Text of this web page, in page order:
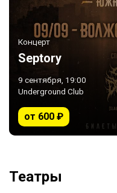
Концерт
Septory
9 сентября, 19:00
Underground Club
от 600 ₽
Театры